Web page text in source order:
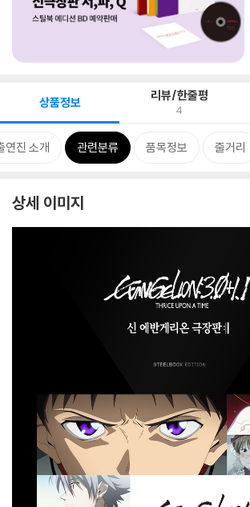
상품정보 리뷰/한줄평
4
연진 소개 관련분류 품목정보 줄거리
상세 이미지